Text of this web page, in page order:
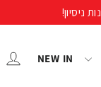
NEW IN